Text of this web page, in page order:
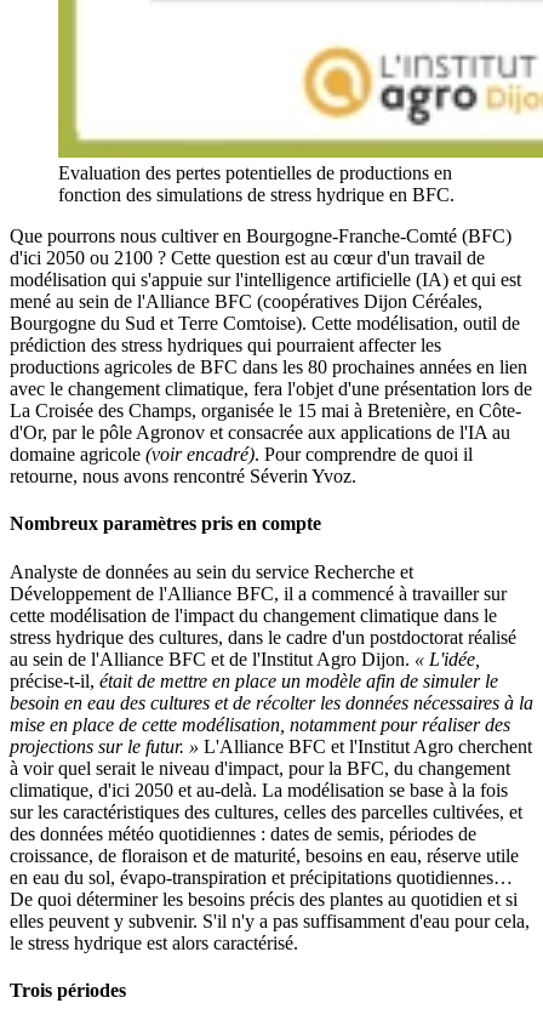
Evaluation des pertes potentielles de productions en
fonction des simulations de stress hydrique en BFC.
Que pourrons nous cultiver en Bourgogne-Franche-Comté (BFC)
d'ici 2050 ou 2100 ? Cette question est au cœur d'un travail de
modélisation qui s'appuie sur l'intelligence artificielle (IA) et qui est
mené au sein de l'Alliance BFC (coopératives Dijon Céréales,
Bourgogne du Sud et Terre Comtoise). Cette modélisation, outil de
prédiction des stress hydriques qui pourraient affecter les
productions agricoles de BFC dans les 80 prochaines années en lien
avec le changement climatique, fera l'objet d'une présentation lors de
La Croisée des Champs, organisée le 15 mai à Bretenière, en Côte-
d'Or, par le pôle Agronov et consacrée aux applications de l'IA au
domaine agricole (voir encadré). Pour comprendre de quoi il
retourne, nous avons rencontré Séverin Yvoz.
Nombreux paramètres pris en compte
Analyste de données au sein du service Recherche et
Développement de l'Alliance BFC, il a commencé à travailler sur
cette modélisation de l'impact du changement climatique dans le
stress hydrique des cultures, dans le cadre d'un postdoctorat réalisé
au sein de l'Alliance BFC et de l'Institut Agro Dijon. « L'idée,
précise-t-il, était de mettre en place un modèle afin de simuler le
besoin en eau des cultures et de récolter les données nécessaires à la
mise en place de cette modélisation, notamment pour réaliser des
projections sur le futur. » L'Alliance BFC et l'Institut Agro cherchent
à voir quel serait le niveau d'impact, pour la BFC, du changement
climatique, d'ici 2050 et au-delà. La modélisation se base à la fois
sur les caractéristiques des cultures, celles des parcelles cultivées, et
des données météo quotidiennes : dates de semis, périodes de
croissance, de floraison et de maturité, besoins en eau, réserve utile
en eau du sol, évapo-transpiration et précipitations quotidiennes…
De quoi déterminer les besoins précis des plantes au quotidien et si
elles peuvent y subvenir. S'il n'y a pas suffisamment d'eau pour cela,
le stress hydrique est alors caractérisé.
Trois périodes